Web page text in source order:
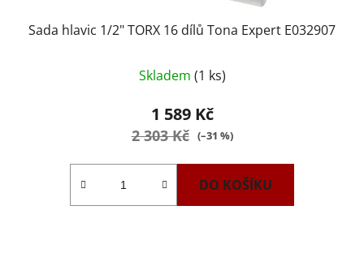
Sada hlavic 1/2" TORX 16 dílů Tona Expert E032907
Skladem (1 ks)
1 589 Kč
2 303 Kč (–31 %)
DO KOŠÍKU